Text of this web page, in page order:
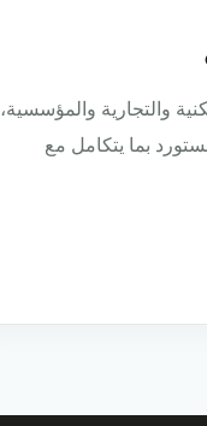
والمؤسسية،
يتكامل مع